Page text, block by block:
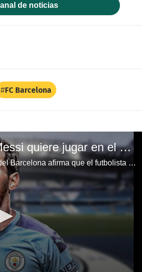
de noticias
FC Barcelona
Bombazo mundial: "Lionel Messi quiere jugar en el Manchester City"
El periodista que filtró la salida de Messi del Barcelona afirma que el futbolista quiere jugar con el City.